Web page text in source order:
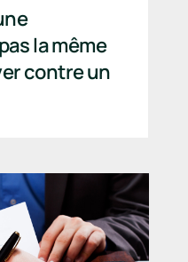
la même
contre un